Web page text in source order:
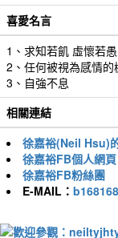
喜愛名言
1、求知若飢 虛懷若愚
2、任何被視為感情
3、自強不息
相關連結
徐嘉裕(Neil Hsu)
徐嘉裕FB個人網頁
徐嘉裕FB粉絲團
E-MAIL：